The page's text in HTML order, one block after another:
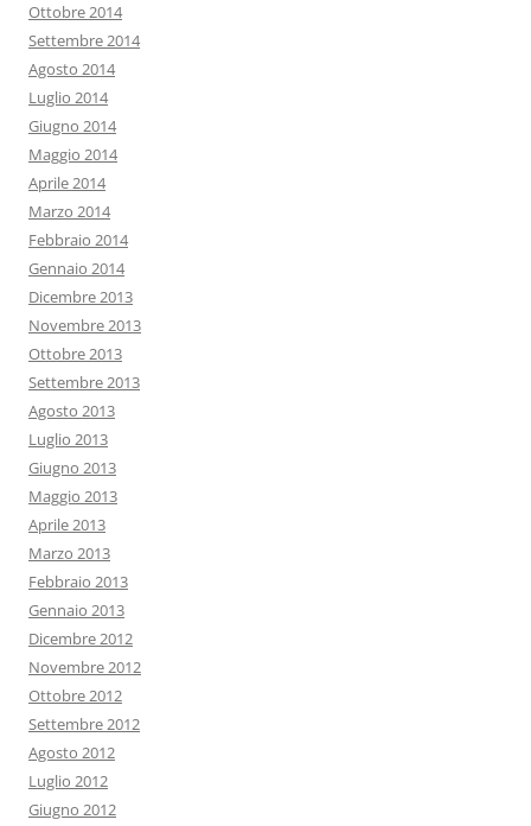
Ottobre 2014
Settembre 2014
Agosto 2014
Luglio 2014
Giugno 2014
Maggio 2014
Aprile 2014
Marzo 2014
Febbraio 2014
Gennaio 2014
Dicembre 2013
Novembre 2013
Ottobre 2013
Settembre 2013
Agosto 2013
Luglio 2013
Giugno 2013
Maggio 2013
Aprile 2013
Marzo 2013
Febbraio 2013
Gennaio 2013
Dicembre 2012
Novembre 2012
Ottobre 2012
Settembre 2012
Agosto 2012
Luglio 2012
Giugno 2012